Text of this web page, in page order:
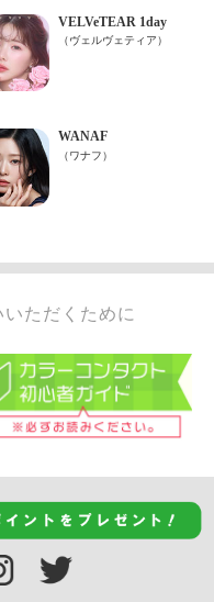
ただくために